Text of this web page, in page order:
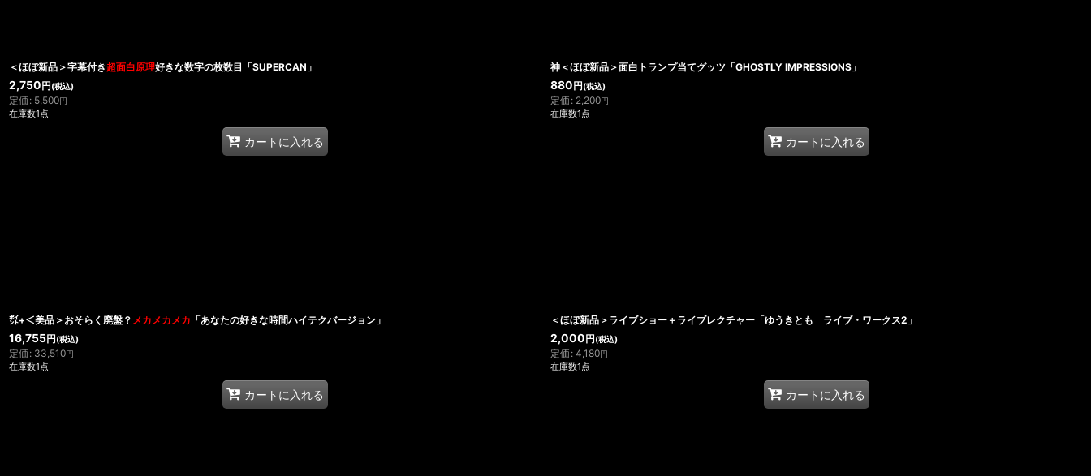
＜ほぼ新品＞字幕付き超面白原理好きな数字の枚数目「SUPERCAN」
2,750 円 (税込)
定価 : 5,500円
在庫数1点
カートに入れる
神＜ほぼ新品＞面白トランプ当てグッツ「GHOSTLY IMPRESSIONS」
880 円 (税込)
定価 : 2,200円
在庫数1点
カートに入れる
㌽+＜美品＞おそらく廃盤？ メカメカメカ 「あなたの好きな時間ハイテクバージョン」
16,755円 (税込)
定価 : 33,510円
在庫数1点
カートに入れる
＜ほぼ新品＞ライブショー＋ライブレクチャー「ゆうきとも ライブ・ワークス2」
2,000 円 (税込)
定価 : 4,180円
在庫数1点
カートに入れる